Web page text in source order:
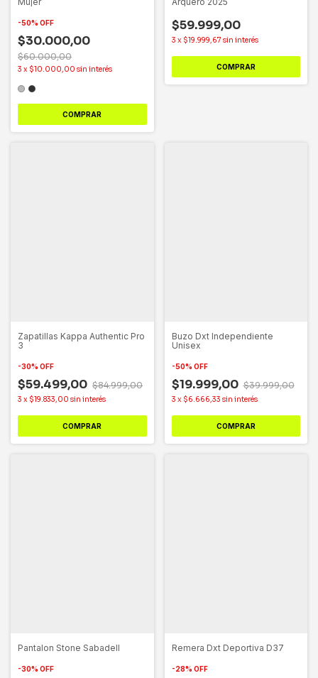
-50% OFF
$30.000,00
$60.000,00
3 x $10.000,00 sin interés
COMPRAR
$59.999,00
3 x $19.999,67 sin interés
COMPRAR
Zapatillas Kappa Authentic Pro
3
-30% OFF
$59.499,00 $84.999,00
3 x $19.833,00 sin interés
COMPRAR
Buzo Dxt Independiente
Unisex
-50% OFF
$19.999,00 $39.999,00
3 x $6.666,33 sin interés
COMPRAR
Pantalon Stone Sabadell
-30% OFF
Remera Dxt Deportiva D37
-28% OFF